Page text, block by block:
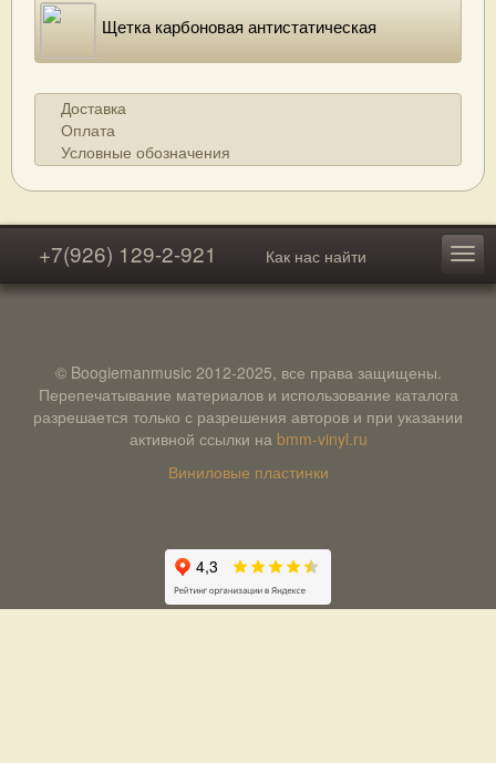
Щетка карбоновая антистатическая
Доставка
Оплата
Условные обозначения
+7(926) 129-2-921 Как нас найти
© Boogiemanmusic 2012-2025, все права защищены.
Перепечатывание материалов и использование каталога
разрешается только с разрешения авторов и при указании
активной ссылки на bmm-vinyl.ru
Виниловые пластинки